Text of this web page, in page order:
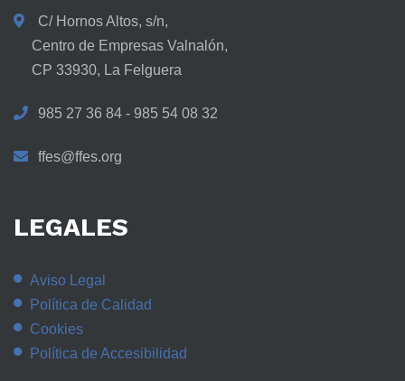
C/ Hornos Altos, s/n,
Centro de Empresas Valnalón,
CP 33930, La Felguera
985 27 36 84 - 985 54 08 32
ffes@ffes.org
LEGALES
Aviso Legal
Política de Calidad
Cookies
Política de Accesibilidad